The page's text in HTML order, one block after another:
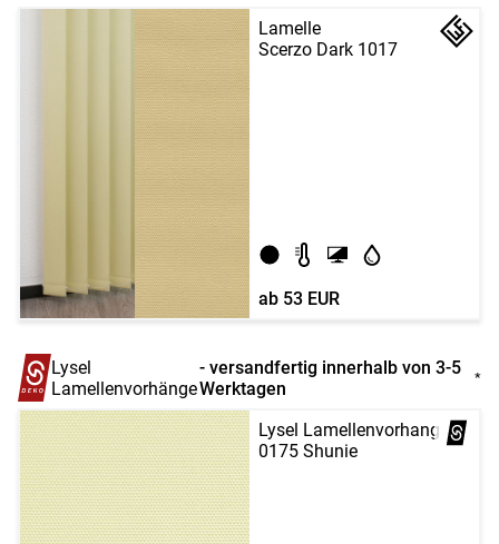
Lamelle
Scerzo Dark 1017
ab 53 EUR
Lysel
Lamellenvorhänge
- versandfertig innerhalb von 3-5
Werktagen
*
Lysel Lamellenvorhang
0175 Shunie